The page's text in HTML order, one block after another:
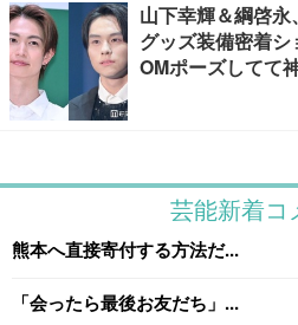
山下幸輝＆綱啓
グッズ装備密着
OMポーズしてて